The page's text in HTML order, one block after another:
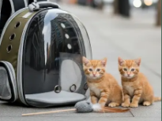
léchage de truffe,
Souvent majorés par la